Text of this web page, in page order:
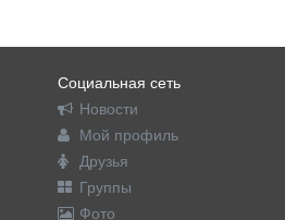
Социальная сеть
Новости
Мой профиль
Друзья
Группы
Фото